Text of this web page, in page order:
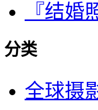
『结婚
分类
全球摄